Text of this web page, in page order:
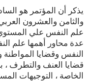
يذكر أن المؤتمر هو
والثامن والعشرون
علم النفس علي المستوي
عدة محاور أهمها علم
النفس وقضايا
قضايا العنف والتطرف ،
الخاصة ، التوجيهات